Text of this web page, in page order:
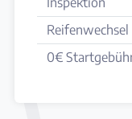
Reifenwechsel
0€